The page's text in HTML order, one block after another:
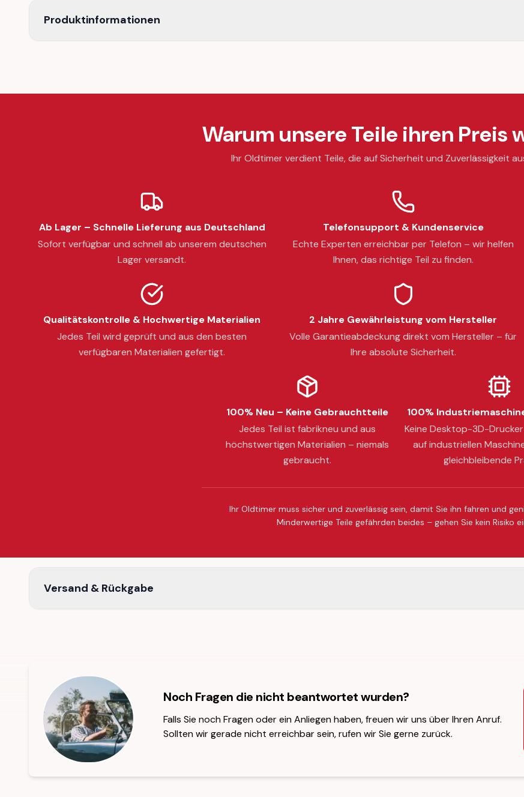
Produktinformationen
Warum unsere Teile ihren Preis
Ihr Oldtimer verdient Teile, die auf Sicherheit und Zuverlässigkeit
Ab Lager – Schnelle Lieferung aus Deutschland
Sofort verfügbar und schnell ab unserem deutschen
Lager versandt.
Telefonsupport & Kundenservice
Echte Experten erreichbar per Telefon – wir helfen
Ihnen, das richtige Teil zu finden.
Qualitätskontrolle & Hochwertige Materialien
Jedes Teil wird geprüft und aus den besten
verfügbaren Materialien gefertigt.
2 Jahre Gewährleistung vom Hersteller
Volle Garantieabdeckung direkt vom Hersteller – für
Ihre absolute Sicherheit.
100% Neu – Keine Gebrauchtteile
Jedes Teil ist fabrikneu und aus
höchstwertigen Materialien – niemals
gebraucht.
100%
Keine Desktop-3D-
auf industriellen
gleichbleibende
Ihr Oldtimer muss sicher und zuverlässig sein, damit Sie ihn fahren und
Minderwertige Teile gefährden beides – gehen Sie kein Risiko
Versand & Rückgabe
Noch Fragen die nicht beantwortet wurden?
Falls Sie noch Fragen oder ein Anliegen haben, freuen wir uns über Ihren Anruf.
Sollten wir gerade nicht erreichbar sein, rufen wir Sie gerne zurück.